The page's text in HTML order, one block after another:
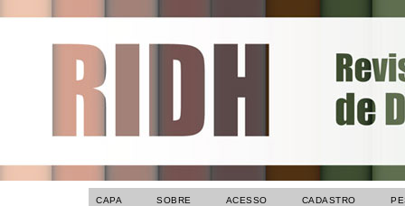
CAPA SOBRE ACESSO CADASTRO